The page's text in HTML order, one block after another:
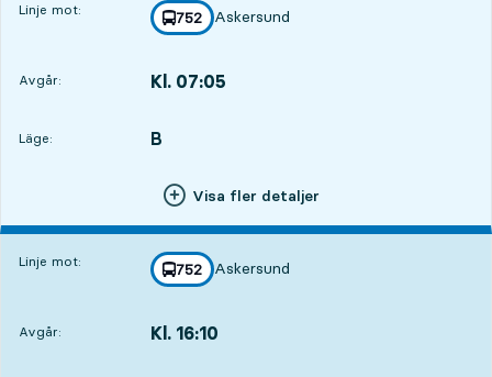
Linje mot: linje
752
mot
Askersund
,
Avgår: Kl. 07:05
Läge:
LÄGE, B
,
Visa fler detaljer
Linje mot: linje
752
mot
Askersund
,
Avgår: Kl. 16:10